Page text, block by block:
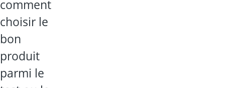
comment
choisir le
bon
produit
parmi le